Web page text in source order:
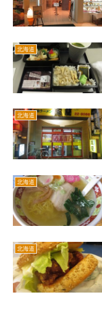
北海道
北海道
北海道
北海道